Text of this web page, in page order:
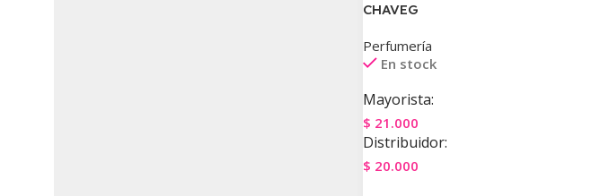
CHAVEG
Perfumería
En stock
Mayorista:
$ 21.000
Distribuidor:
$ 20.000